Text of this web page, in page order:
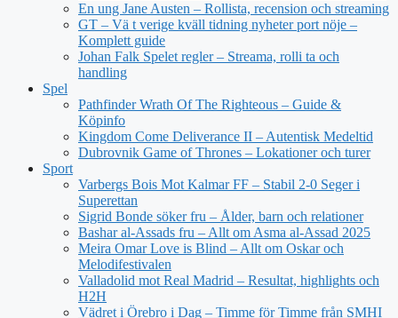
En ung Jane Austen – Rollista, recension och streaming
GT – Vä t verige kväll tidning nyheter port nöje –
Komplett guide
Johan Falk Spelet regler – Streama, rolli ta och
handling
Spel
Pathfinder Wrath Of The Righteous – Guide &
Köpinfo
Kingdom Come Deliverance II – Autentisk Medeltid
Dubrovnik Game of Thrones – Lokationer och turer
Sport
Varbergs Bois Mot Kalmar FF – Stabil 2-0 Seger i
Superettan
Sigrid Bonde söker fru – Ålder, barn och relationer
Bashar al-Assads fru – Allt om Asma al-Assad 2025
Meira Omar Love is Blind – Allt om Oskar och
Melodifestivalen
Valladolid mot Real Madrid – Resultat, highlights och
H2H
Vädret i Örebro i Dag – Timme för Timme från SMHI